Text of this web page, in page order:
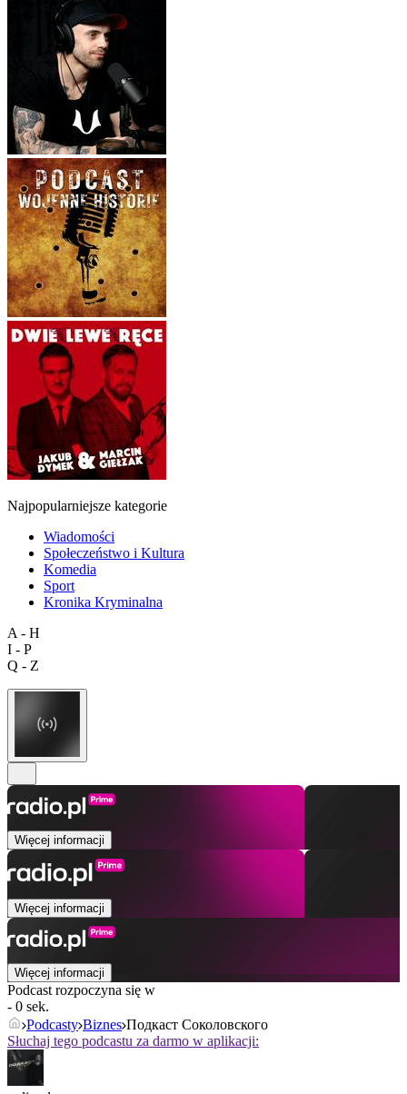
Najpopularniejsze kategorie
Wiadomości
Społeczeństwo i Kultura
Komedia
Sport
Kronika Kryminalna
A - H
I - P
Q - Z
Więcej informacji
Więcej informacji
Więcej informacji
Podcast rozpoczyna się w
- 0 sek.
Podcasty Biznes Подкаст Соколовского
Słuchaj tego podcastu za darmo w aplikacji: